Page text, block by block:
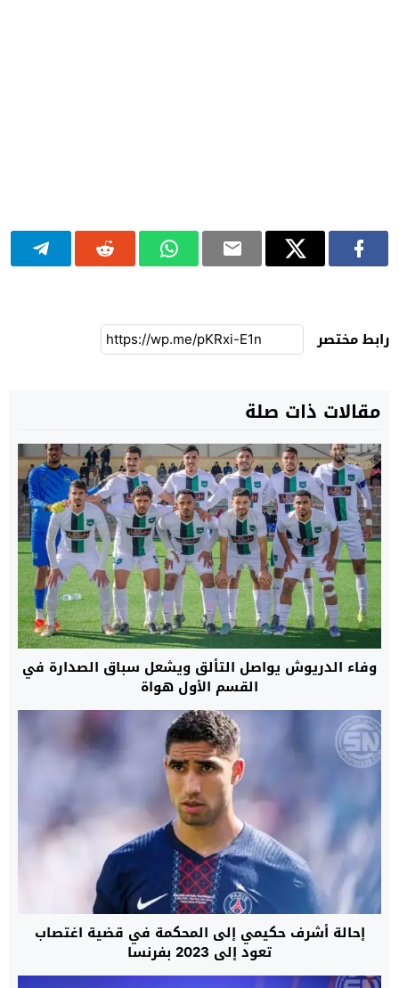
رابط مختصر
مقالات ذات صلة
وفاء الدريوش يواصل التألق ويشعل سباق الصدارة في
القسم الأول هواة
إحالة أشرف حكيمي إلى المحكمة في قضية اغتصاب
تعود إلى 2023 بفرنسا